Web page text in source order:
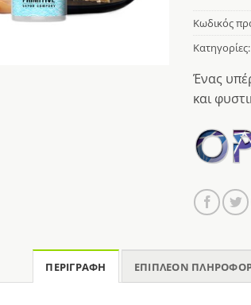
Κωδικός
Κατηγορίες:
Ένας
και
ΠΕΡΙΓΡΑΦΉ ΕΠΙΠΛΈΟΝ